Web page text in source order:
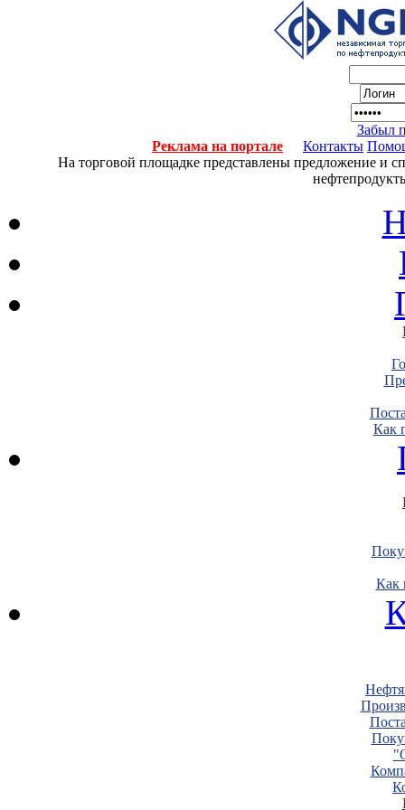
Забыл
Реклама на портале
Контакты
На торговой площадке представлены предложение и
Как
Как